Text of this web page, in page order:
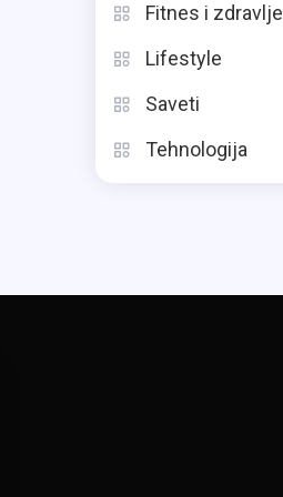
Fitnes i zdravlje
Lifestyle
Saveti
Tehnologija